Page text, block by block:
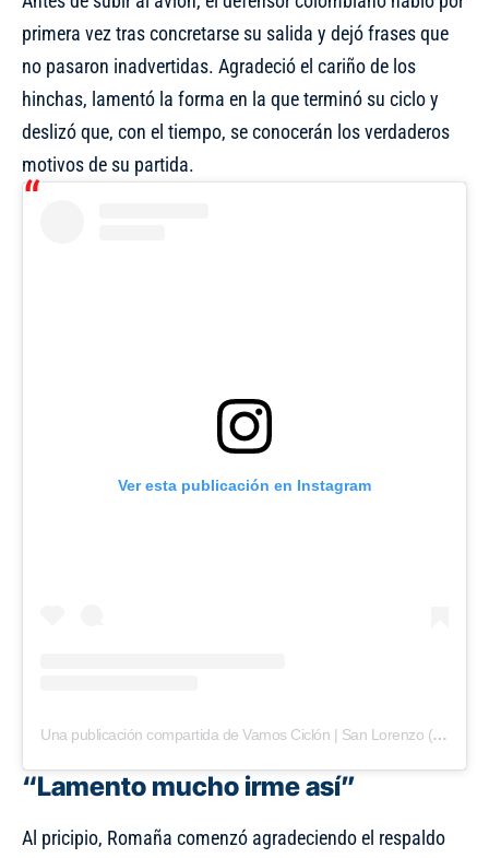
primera vez tras concretarse su salida y dejó frases que
no pasaron inadvertidas. Agradeció el cariño de los
hinchas, lamentó la forma en la que terminó su ciclo y
deslizó que, con el tiempo, se conocerán los verdaderos
motivos de su partida.
Ver esta publicación en Instagram
Una publicación compartida de Vamos Ciclón | San Lorenzo (@vamosciclon)
“Lamento mucho irme así”
Al pricipio, Romaña comenzó agradeciendo el respaldo